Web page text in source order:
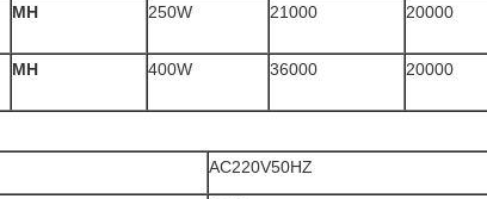
MH 250W 21000 20000
MH 400W 36000 20000
AC220V50HZ